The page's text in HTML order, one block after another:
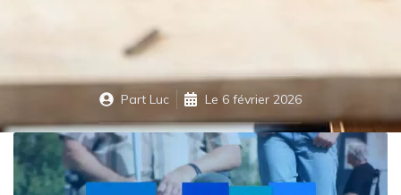
Part Luc Le 6 février 2026